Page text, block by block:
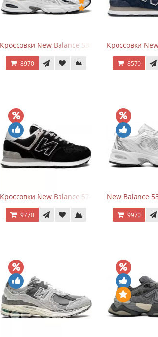
Кроссовки New Balance 530 White Silver Navy
8970
Кроссовки
8570
Кроссовки New Balance 574 Evergreen Black
9770
New Balance
9970